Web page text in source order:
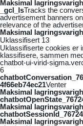
Maksimal
_gcl_lsTracks the
advertisement banners
relevance of the
Maksimal
Uklassifisert 13
Uklassifiserte cookies er
klassifisere, sammen
chatbot-ui-virid-
6
4f66eb74ec21Venter
Maksimal
Maksimal
Maksimal